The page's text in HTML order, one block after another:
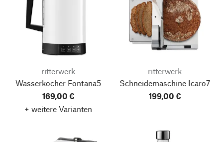
ritterwerk
Wasserkocher Fontana5
169,00 €
+ weitere Varianten
ritterwerk
Schneidemaschine Icaro7
199,00 €